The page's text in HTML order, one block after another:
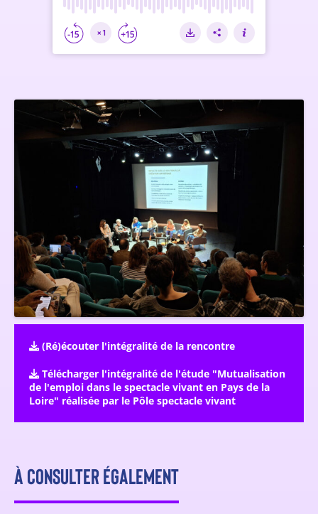
(Ré)écouter l'intégralité de la rencontre
Télécharger l'intégralité de l'étude "Mutualisation
de l'emploi dans le spectacle vivant en Pays de la
Loire" réalisée par le Pôle spectacle vivant
À consulter également